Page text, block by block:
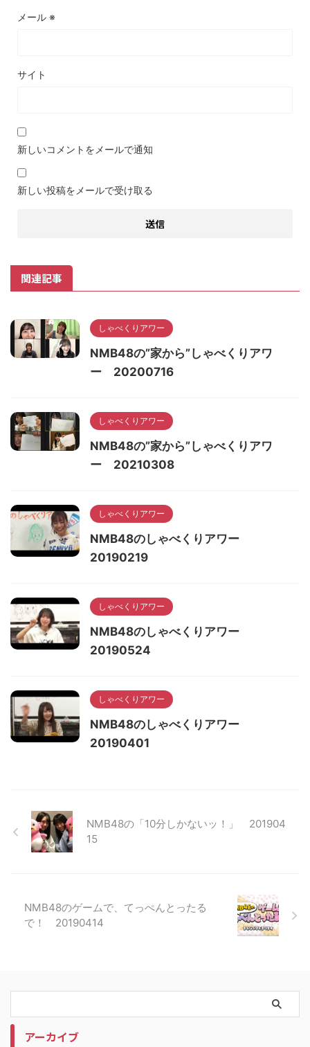
メール ※
サイト
新しいコメントをメールで通知
新しい投稿をメールで受け取る
関連記事
しゃべくりアワー
NMB48の”家から”しゃべくりアワ
ー 20200716
しゃべくりアワー
NMB48の”家から”しゃべくりアワ
ー 20210308
しゃべくりアワー
NMB48のしゃべくりアワー
20190219
しゃべくりアワー
NMB48のしゃべくりアワー
20190524
しゃべくりアワー
NMB48のしゃべくりアワー
20190401
NMB48の「10分しかないッ！」 201904
15
NMB48のゲームで、てっぺんとったる
で！ 20190414
アーカイブ